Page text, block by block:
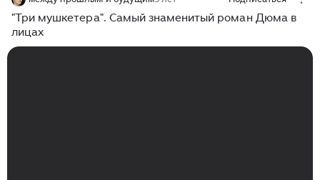
"Три мушкетера". Самый знаменитый роман Дюма в
лицах